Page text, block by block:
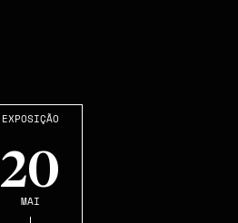
EXPOSIÇÃO
20
MAI